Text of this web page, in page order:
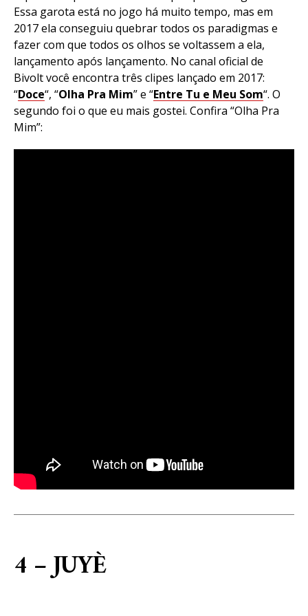
Essa garota está no jogo há muito tempo, mas em
2017 ela conseguiu quebrar todos os paradigmas e
fazer com que todos os olhos se voltassem a ela,
lançamento após lançamento. No canal oficial de
Bivolt você encontra três clipes lançado em 2017:
“Doce“, “Olha Pra Mim” e “Entre Tu e Meu Som“. O
segundo foi o que eu mais gostei. Confira “Olha Pra
Mim”:
4 – JUYÈ